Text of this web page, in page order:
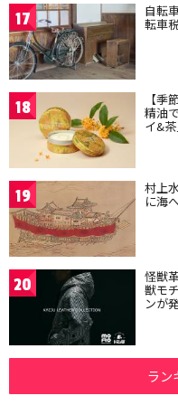
17 自転
転車
18 【季
精油
イ&
19 村上
に海
20 怪獣
獣モ
ンが
ラン